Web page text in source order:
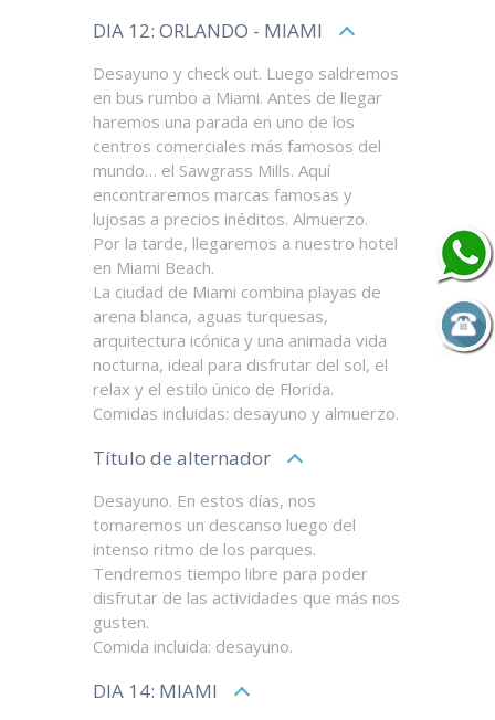
DIA 12: ORLANDO - MIAMI
Desayuno y check out. Luego saldremos
en bus rumbo a Miami. Antes de llegar
haremos una parada en uno de los
centros comerciales más famosos del
mundo… el Sawgrass Mills. Aquí
encontraremos marcas famosas y
lujosas a precios inéditos. Almuerzo.
Por la tarde, llegaremos a nuestro hotel
en Miami Beach.
La ciudad de Miami combina playas de
arena blanca, aguas turquesas,
arquitectura icónica y una animada vida
nocturna, ideal para disfrutar del sol, el
relax y el estilo único de Florida.
Comidas incluidas: desayuno y almuerzo.
Título de alternador
Desayuno. En estos días, nos
tomaremos un descanso luego del
intenso ritmo de los parques.
Tendremos tiempo libre para poder
disfrutar de las actividades que más nos
gusten.
Comida incluida: desayuno.
DIA 14: MIAMI